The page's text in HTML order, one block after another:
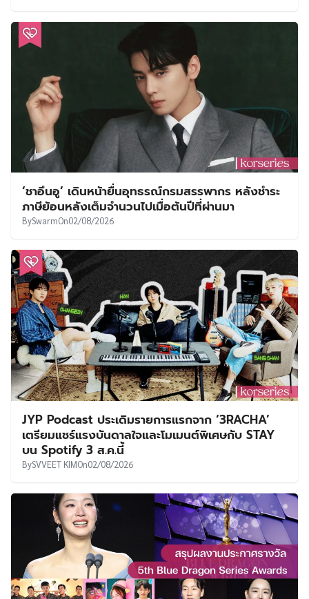
‘ชาอึนอู’ เดินหน้ายื่นอุทธรณ์กรมสรรพากร หลังชำระ
ภาษีย้อนหลังเต็มจำนวนไปเมื่อต้นปีที่ผ่านมา
BySwarmOn02/08/2026
JYP Podcast ประเดิมรายการแรกจาก ‘3RACHA’
เตรียมแชร์แรงบันดาลใจและโมเมนต์พิเศษกับ STAY
บน Spotify 3 ส.ค.นี้
BySVVEET KIMOn02/08/2026